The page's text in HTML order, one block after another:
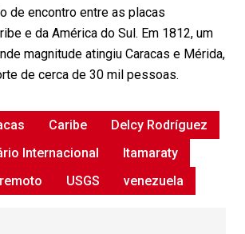
de encontro entre as placas
e da América do Sul. Em 1812, um
magnitude atingiu Caracas e Mérida,
de cerca de 30 mil pessoas.
Caribe
Delcy Rodríguez
Internacional
Itamaraty
USGS venezuela